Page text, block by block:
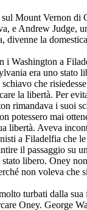
Mount Vernon di
e Andrew Judge,
divenne la
i Washington a
era uno stato
che
la libertà. Per
rimandava i suoi
potessero mai
libertà. Aveva
a Filadelfia che
il passaggio su
libero. Oney
non voleva che
turbati dalla sua
Oney. George